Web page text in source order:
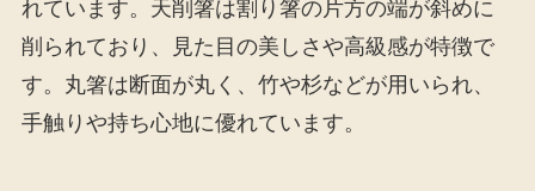
れています。天削箸は割り箸の片方の端が斜めに
削られており、見た目の美しさや高級感が特徴で
す。丸箸は断面が丸く、竹や杉などが用いられ、
手触りや持ち心地に優れています。